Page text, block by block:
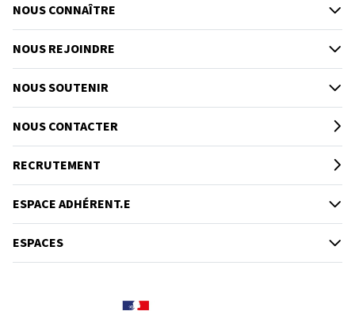
NOUS CONNAÎTRE
NOUS REJOINDRE
NOUS SOUTENIR
NOUS CONTACTER
RECRUTEMENT
ESPACE ADHÉRENT.E
ESPACES